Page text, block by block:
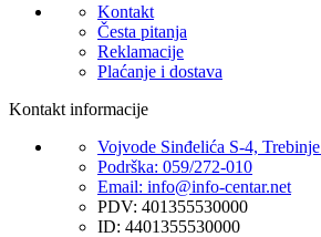
Kontakt
Česta pitanja
Reklamacije
Plaćanje i dostava
Kontakt informacije
Vojvode Sinđelića S-4,
Podrška: 059/272-010
Email: info@info-centar.net
PDV: 401355530000
ID: 4401355530000